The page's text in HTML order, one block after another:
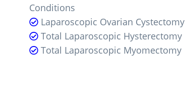
Conditions
Laparoscopic Ovarian Cystectomy
Total Laparoscopic Hysterectomy
Total Laparoscopic Myomectomy